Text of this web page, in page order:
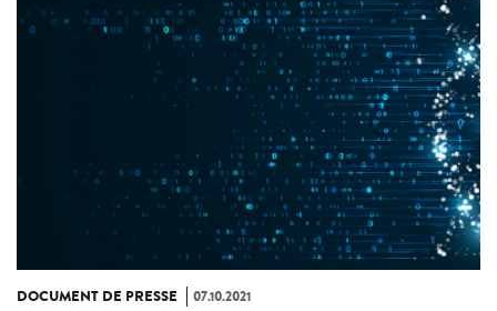
DOCUMENT DE PRESSE 07.10.2021